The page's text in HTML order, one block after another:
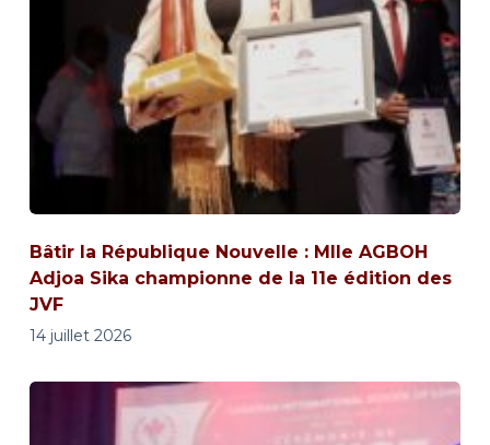
Bâtir la République Nouvelle : Mlle AGBOH
Adjoa Sika championne de la 11e édition des
JVF
14 juillet 2026